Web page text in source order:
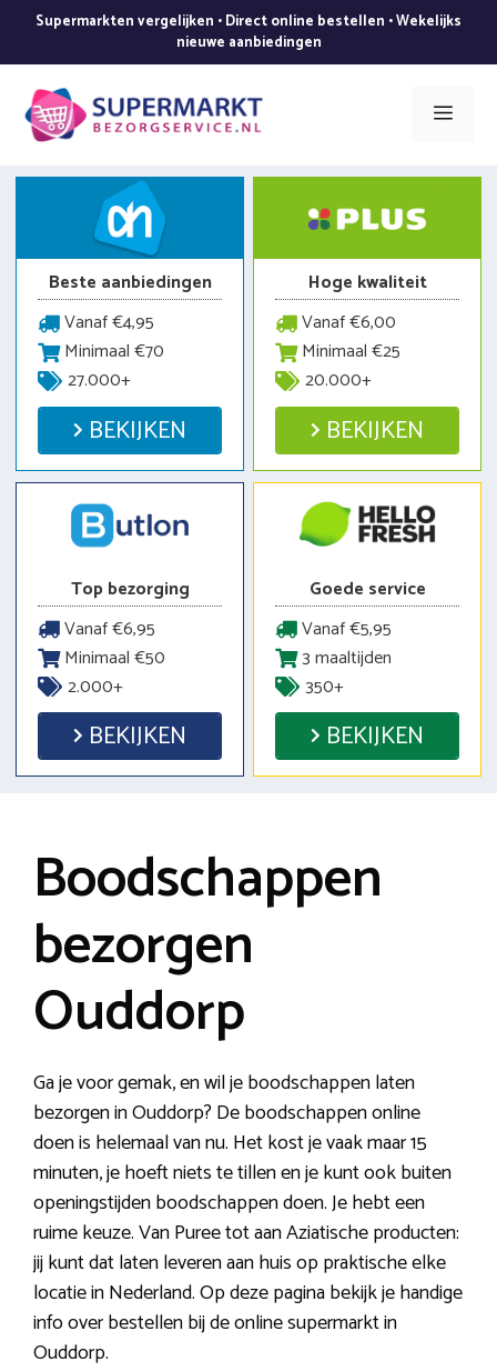
de
inhoud
Supermarkten vergelijken • Direct online bestellen • Wekelijks
nieuwe aanbiedingen
Menu
Beste aanbiedingen
Vanaf €4,95
Minimaal €70
27.000+
BEKIJKEN
Hoge kwaliteit
Vanaf €6,00
Minimaal €25
20.000+
BEKIJKEN
Top bezorging
Vanaf €6,95
Minimaal €50
2.000+
BEKIJKEN
Goede service
Vanaf €5,95
3 maaltijden
350+
BEKIJKEN
Boodschappen
bezorgen
Ouddorp
Ga je voor gemak, en wil je boodschappen laten
bezorgen in Ouddorp? De boodschappen online
doen is helemaal van nu. Het kost je vaak maar 15
minuten, je hoeft niets te tillen en je kunt ook buiten
openingstijden boodschappen doen. Je hebt een
ruime keuze. Van Puree tot aan Aziatische producten:
jij kunt dat laten leveren aan huis op praktische elke
locatie in Nederland. Op deze pagina bekijk je handige
info over bestellen bij de online supermarkt in
Ouddorp.